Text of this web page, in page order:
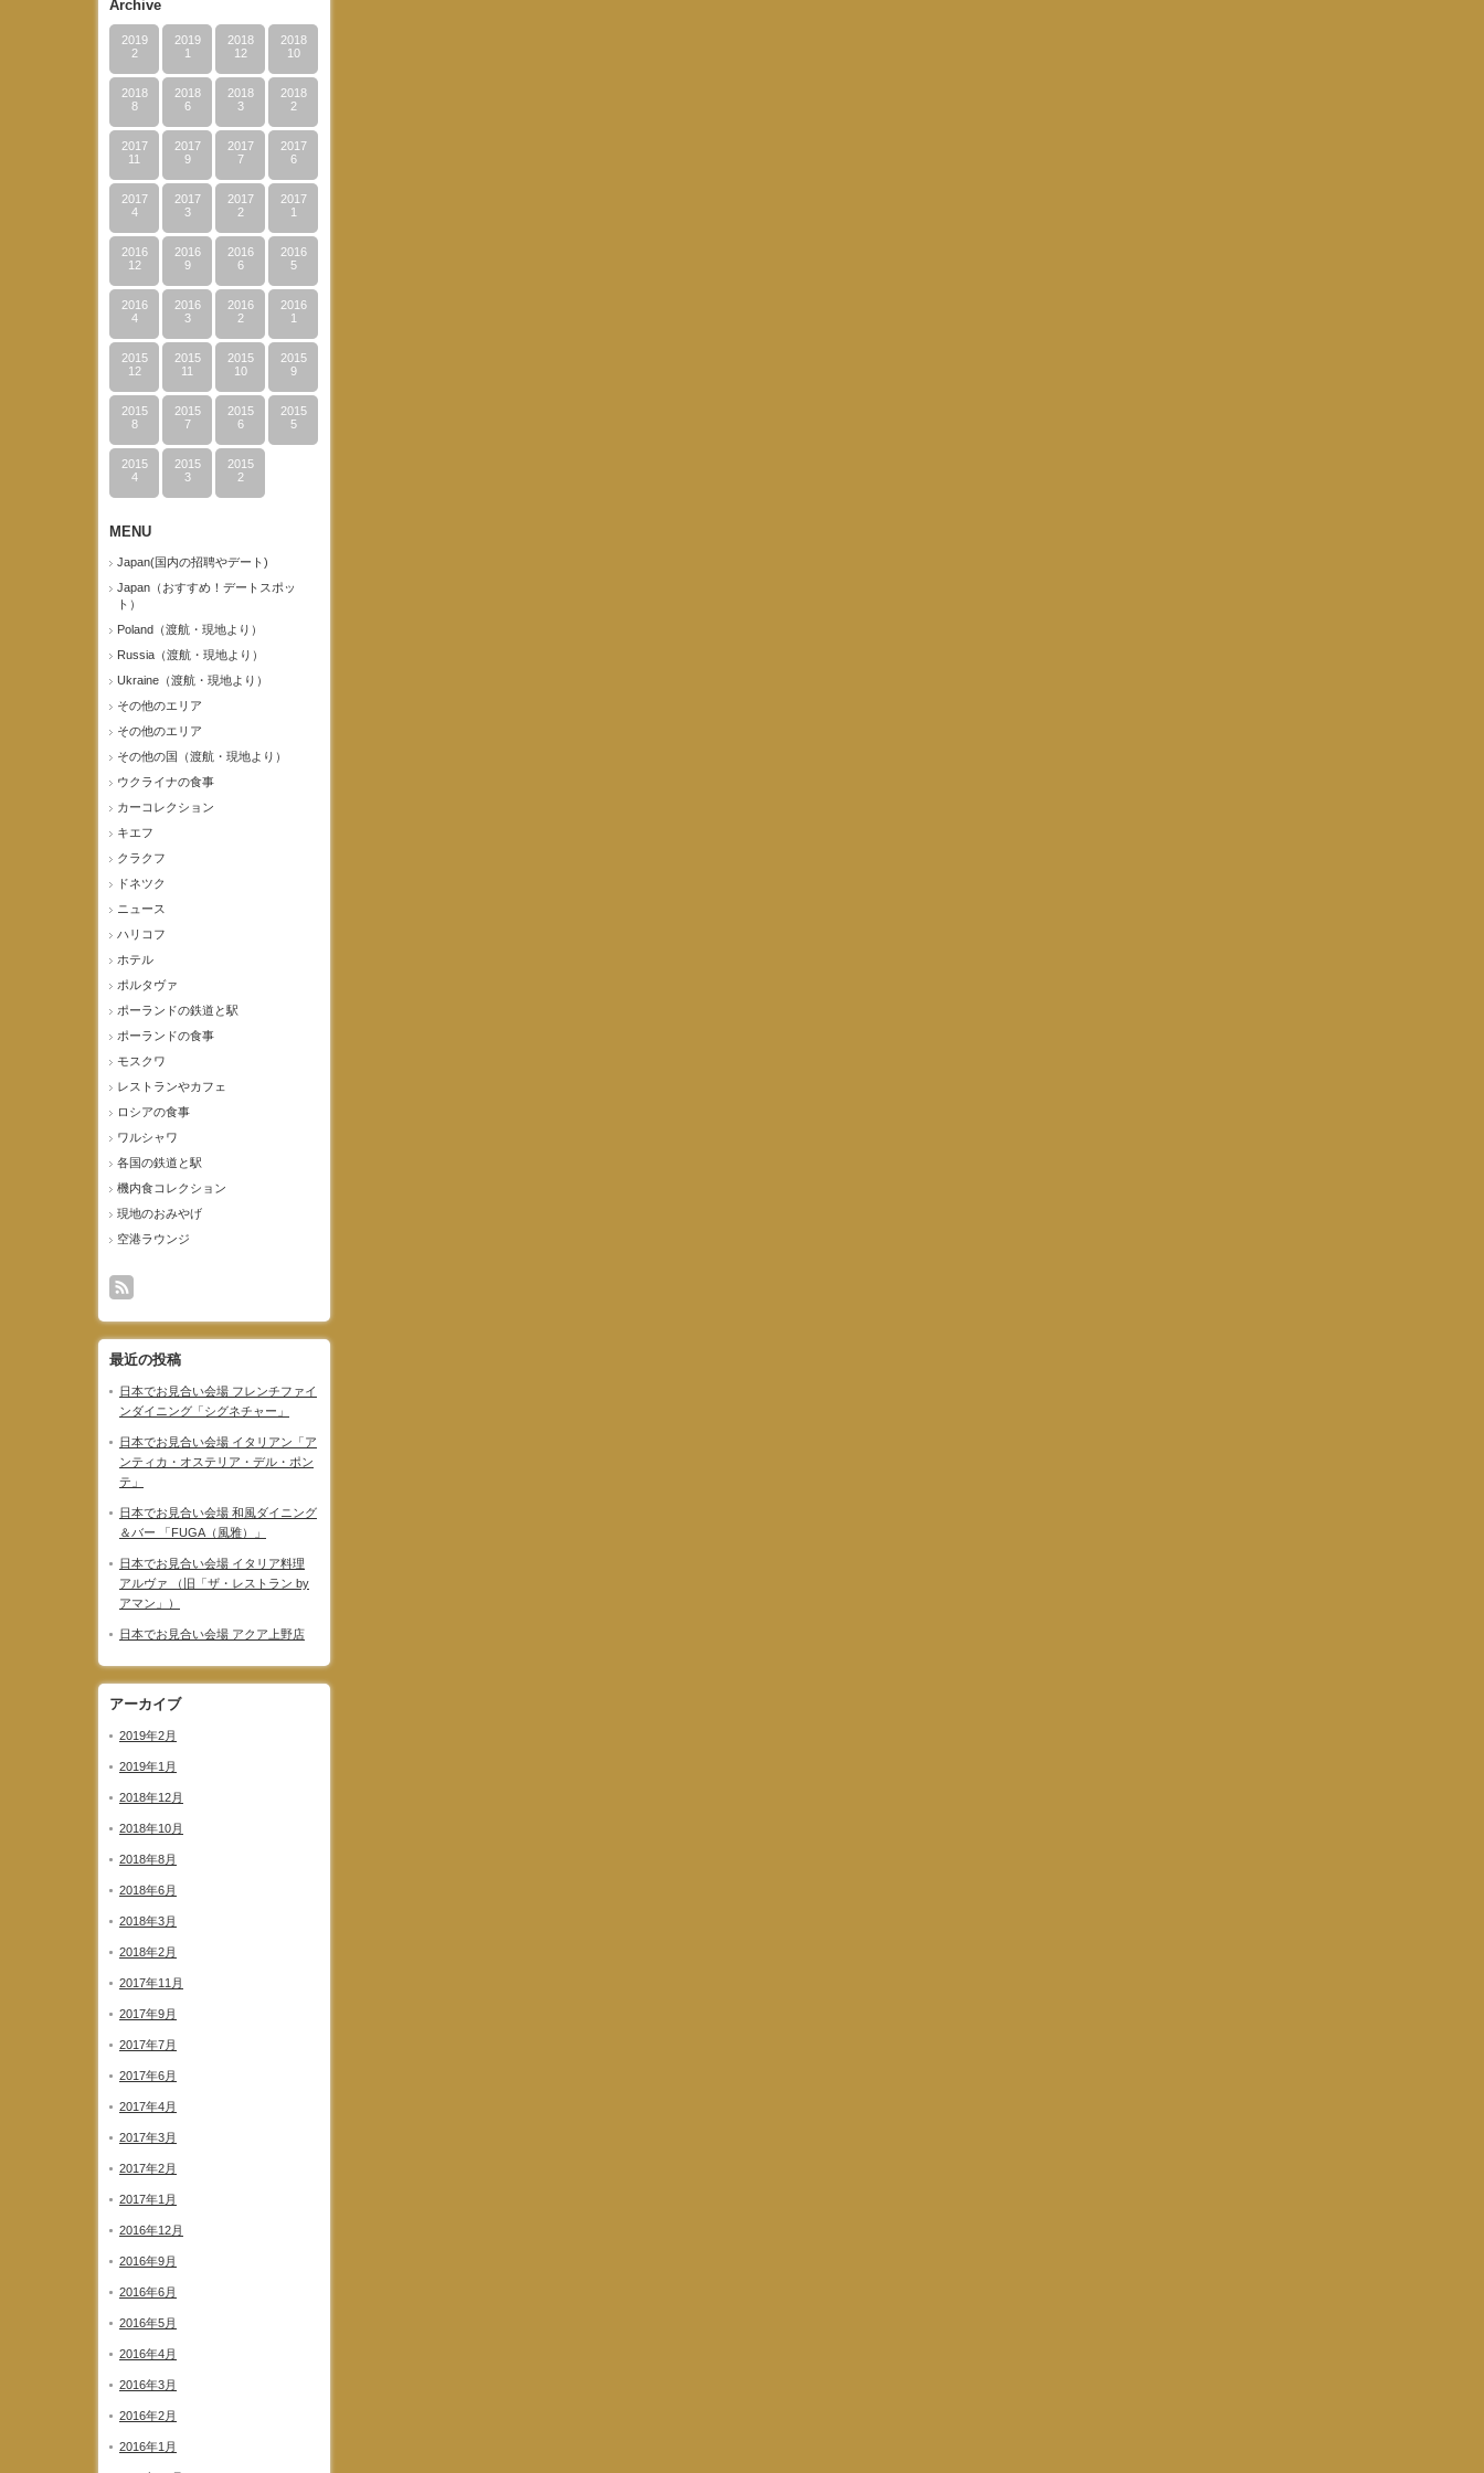
Archive
2019
2
2019
1
2018
12
2018
10
2018
8
2018
6
2018
3
2018
2
2017
11
2017
9
2017
7
2017
6
2017
4
2017
3
2017
2
2017
1
2016
12
2016
9
2016
6
2016
5
2016
4
2016
3
2016
2
2016
1
2015
12
2015
11
2015
10
2015
9
2015
8
2015
7
2015
6
2015
5
2015
4
2015
3
2015
2
MENU
Japan(国内の招聘やデート)
Japan（おすすめ！デートスポッ
ト）
Poland（渡航・現地より）
Russia（渡航・現地より）
Ukraine（渡航・現地より）
その他のエリア
その他のエリア
その他の国（渡航・現地より）
ウクライナの食事
カーコレクション
キエフ
クラクフ
ドネツク
ニュース
ハリコフ
ホテル
ポルタヴァ
ポーランドの鉄道と駅
ポーランドの食事
モスクワ
レストランやカフェ
ロシアの食事
ワルシャワ
各国の鉄道と駅
機内食コレクション
現地のおみやげ
空港ラウンジ
最近の投稿
日本でお見合い会場 フレンチファイ
ンダイニング「シグネチャー」
日本でお見合い会場 イタリアン「ア
ンティカ・オステリア・デル・ポン
テ」
日本でお見合い会場 和風ダイニング
＆バー 「FUGA（風雅）」
日本でお見合い会場 イタリア料理
アルヴァ （旧「ザ・レストラン by
アマン」）
日本でお見合い会場 アクア上野店
アーカイブ
2019年2月
2019年1月
2018年12月
2018年10月
2018年8月
2018年6月
2018年3月
2018年2月
2017年11月
2017年9月
2017年7月
2017年6月
2017年4月
2017年3月
2017年2月
2017年1月
2016年12月
2016年9月
2016年6月
2016年5月
2016年4月
2016年3月
2016年2月
2016年1月